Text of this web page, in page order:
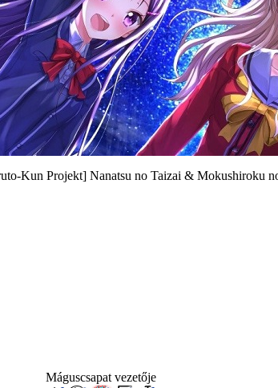
Kun Projekt] Nanatsu no Taizai & Mokushiroku
Máguscsapat vezetője